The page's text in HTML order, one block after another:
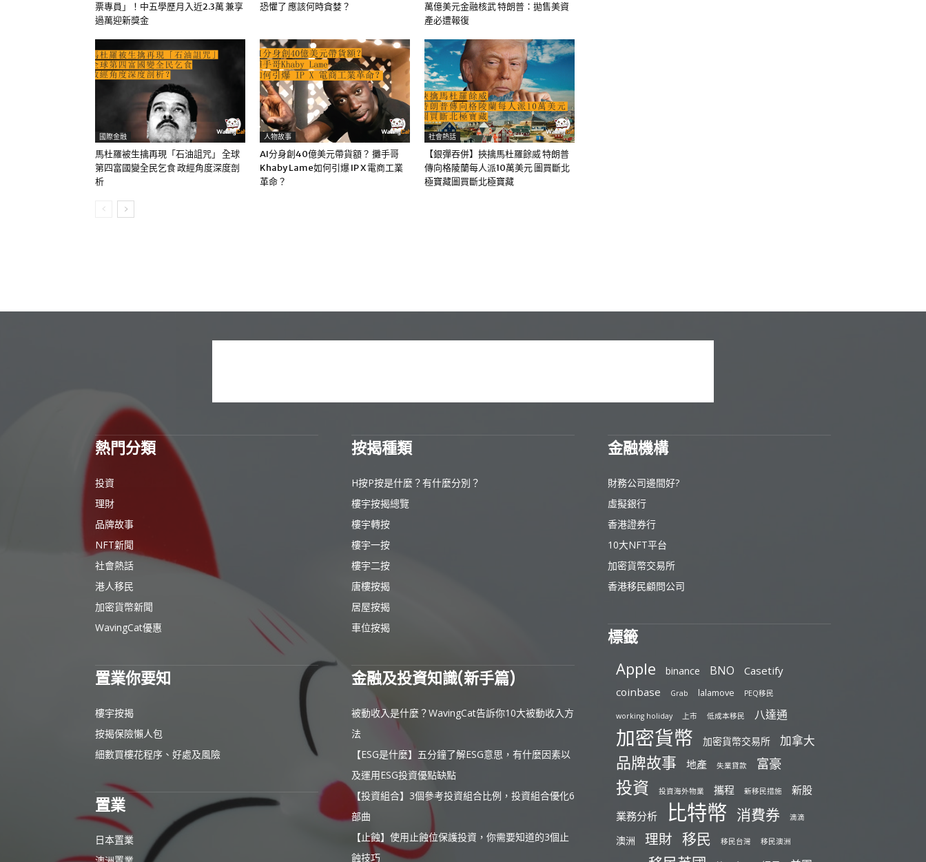
票專員」！中五學歷月入近2.3萬 兼享
過萬迎新獎金
恐懼了 應該何時貪婪？
萬億美元金融核武 特朗普：拋售美資
產必遭報復
國際金融
馬杜羅被生擒再現「石油詛咒」 全球
第四富國變全民乞食 政經角度深度剖
析
人物故事
AI分身創40億美元帶貨額？ 攤手哥
Khaby Lame如何引爆 IP X 電商工業
革命？
社會熱話
【銀彈吞併】挾擒馬杜羅餘威 特朗普
傳向格陵蘭每人派10萬美元 圖買斷北
極寶藏圖買斷北極寶藏
熱門分類
投資
理財
品牌故事
NFT新聞
社會熱話
港人移民
加密貨幣新聞
WavingCat優惠
置業你要知
樓宇按揭
按揭保險懶人包
細數買樓花程序、好處及風險
置業
日本置業
按揭種類
H按P按是什麼？有什麼分別？
樓宇按揭總覽
樓宇轉按
樓宇一按
樓宇二按
唐樓按揭
居屋按揭
車位按揭
金融及投資知識(新手篇)
被動收入是什麼？WavingCat告訴你10大被動收入方
法
【ESG是什麼】五分鐘了解ESG意思，有什麼因素以
及運用ESG投資優點缺點
【投資組合】3個參考投資組合比例，投資組合優化6
部曲
【止蝕】使用止蝕位保護投資，你需要知道的3個止
蝕技巧
金融機構
財務公司邊間好?
虛擬銀行
香港證券行
10大NFT平台
加密貨幣交易所
香港移民顧問公司
標籤
Apple binance BNO
Casetify
coinbase
Grab lalamove PEQ移民
working holiday 上市 低成本移民 八達通
加密貨幣 加密貨幣交易所 加拿大
品牌故事 地產 失業貸款 富豪
投資 投資海外物業 攜程 新移民措施
新股
業務分析
比特幣 消費券 滴滴
澳洲 理財 移民 移民台灣 移民澳洲